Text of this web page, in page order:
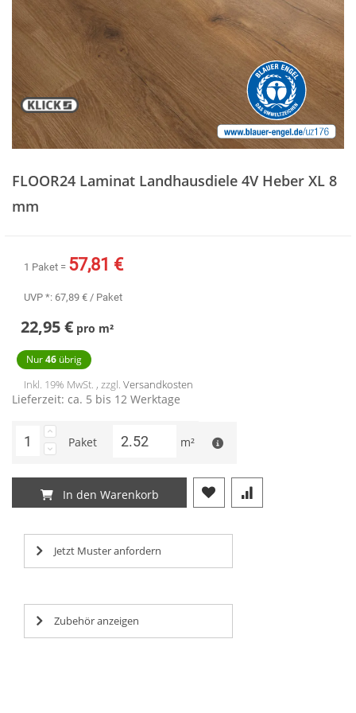
der
Bildergalerie
springen
FLOOR24 Laminat Landhausdiele 4V Heber XL 8
mm
1 Paket = 57,81 €
UVP *: 67,89 € / Paket
22,95 € pro m²
Nur46 übrig
Inkl. 19% MwSt. , zzgl. Versandkosten
Lieferzeit: ca. 5 bis 12 Werktage
Paket m²
In den Warenkorb
Jetzt Muster anfordern
Zubehör anzeigen